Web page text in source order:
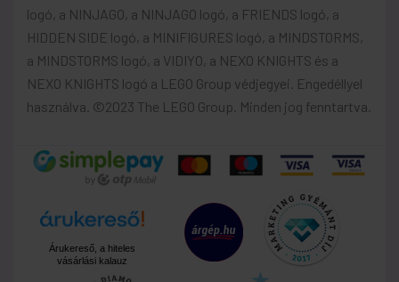
logó, a NINJAGO, a NINJAGO logó, a FRIENDS logó, a
HIDDEN SIDE logó, a MINIFIGURES logó, a MINDSTORMS,
a MINDSTORMS logó, a VIDIYO, a NEXO KNIGHTS és a
NEXO KNIGHTS logó a LEGO Group védjegyei. Engedéllyel
használva. ©2023 The LEGO Group. Minden jog fenntartva.
Árukereső, a hiteles
vásárlási kalauz